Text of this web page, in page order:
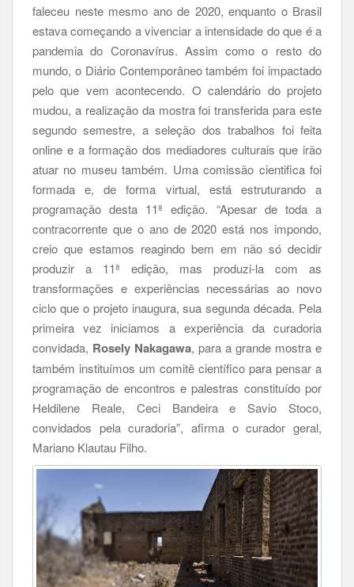
faleceu neste mesmo ano de 2020, enquanto o Brasil
estava começando a vivenciar a intensidade do que é a
pandemia do Coronavírus. Assim como o resto do
mundo, o Diário Contemporâneo também foi impactado
pelo que vem acontecendo. O calendário do projeto
mudou, a realização da mostra foi transferida para este
segundo semestre, a seleção dos trabalhos foi feita
online e a formação dos mediadores culturais que irão
atuar no museu também. Uma comissão cientifica foi
formada e, de forma virtual, está estruturando a
programação desta 11ª edição. “Apesar de toda a
contracorrente que o ano de 2020 está nos impondo,
creio que estamos reagindo bem em não só decidir
produzir a 11ª edição, mas produzi-la com as
transformações e experiências necessárias ao novo
ciclo que o projeto inaugura, sua segunda década. Pela
primeira vez iniciamos a experiência da curadoria
convidada, Rosely Nakagawa, para a grande mostra e
também instituímos um comitê científico para pensar a
programação de encontros e palestras constituído por
Heldilene Reale, Ceci Bandeira e Savio Stoco,
convidados pela curadoria”, afirma o curador geral,
Mariano Klautau Filho.